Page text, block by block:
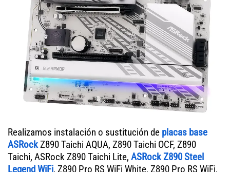
Realizamos instalación o sustitución de placas base
ASRockZ890 Taichi AQUA, Z890 Taichi OCF, Z890
Taichi, ASRock Z890 Taichi Lite, ASRock Z890 Steel
Legend WiFi, Z890 Pro RS WiFi White, Z890 Pro RS WiFi,